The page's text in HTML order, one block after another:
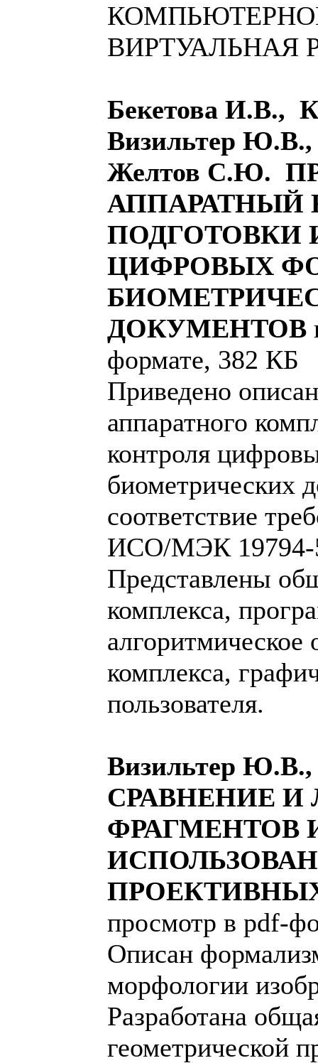
ВИРТУАЛЬНАЯ
Бекетова И.В.,
Визильтер
Желтов С.Ю.
АППАРАТНЫЙ
ПОДГОТОВКИ
ЦИФРОВЫХ
ДОКУМЕНТОВ
формате, 382 КБ
Приведено
аппаратного
контроля
биометрических
соответствие
ИСО/МЭК 19794-
Представлены
комплекса,
алгоритмическое
комплекса,
пользователя.
Визильтер
СРАВНЕНИЕ
ФРАГМЕНТОВ
просмотр в pdf-
Описан
морфологии
Разработана
геометрической